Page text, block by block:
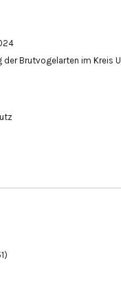
Brutvogelarten im Kreis